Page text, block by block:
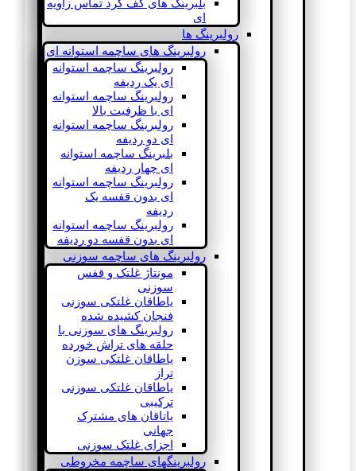
بلبرینگ های کف گرد تماس زاویه
ای
رولبرینگ ها
رولبرینگ های ساچمه استوانه ای
رولبرینگ ساچمه استوانه
ای یک ردیفه
رولبرینگ ساچمه استوانه
ای با ظرفیت بالا
رولبرینگ ساچمه استوانه
ای دو ردیفه
بلبرینگ ساچمه استوانه
ای چهار ردیفه
رولبرینگ ساچمه استوانه
ای بدون قفسه یک
ردیفه
رولبرینگ ساچمه استوانه
ای بدون قفسه دو ردیفه
رولبرینگ های ساچمه سوزنی
مونتاژ غلتک و قفس
سوزنی
یاطاقان غلتکی سوزنی
فنجان کشیده شده
رولبرینگ های سوزنی با
حلقه های تراش خورده
یاطاقان غلتکی سوزن
تراز
یاطاقان غلتکی سوزنی
ترکیبی
یاتاقان های مشترک
جهانی
اجزای غلتک سوزنی
رولبرینگهای ساچمه مخروطی